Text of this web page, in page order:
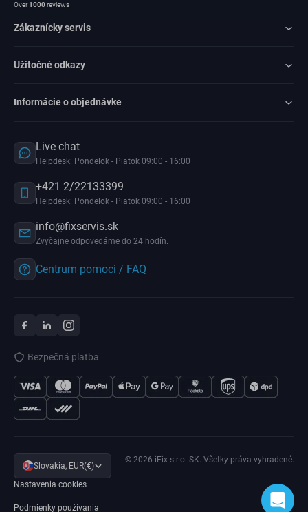
Over1000reviews
Zákaznícky servis
Užitočné odkazy
Informácie o objednávke
Live chat
Helpdesk: Pondelok - Piatok 09:00 - 16:00
+421 2/22133399
Helpdesk: Pondelok - Piatok 09:00 - 16:00
info@fixservis.sk
Zvyčajne odpovedáme do 24 hodín.
Centrum pomoci / FAQ
Bezpečná platba
Slovakia, EUR(€)
Nastavenia cookies
Podmienky používania
© 2026 iFix s.r.o. SK. Všetky práva vyhradené.